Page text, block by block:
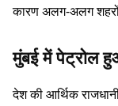
कारण अलग-अलग
मुंबई में पेट्रोल
देश की आर्थिक